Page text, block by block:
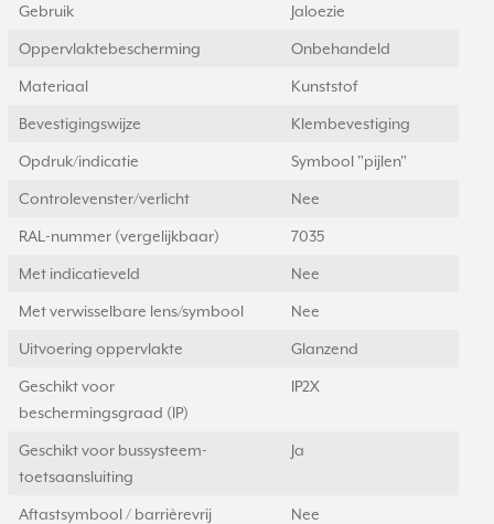
Gebruik Jaloezie
Oppervlaktebescherming Onbehandeld
Materiaal Kunststof
Bevestigingswijze Klembevestiging
Opdruk/indicatie Symbool "pijlen"
Controlevenster/verlicht Nee
RAL-nummer (vergelijkbaar) 7035
Met indicatieveld Nee
Met verwisselbare lens/symbool Nee
Uitvoering oppervlakte Glanzend
Geschikt voor
beschermingsgraad (IP)
IP2X
Geschikt voor bussysteem-
toetsaansluiting
Ja
Aftastsymbool / barrièrevrij Nee